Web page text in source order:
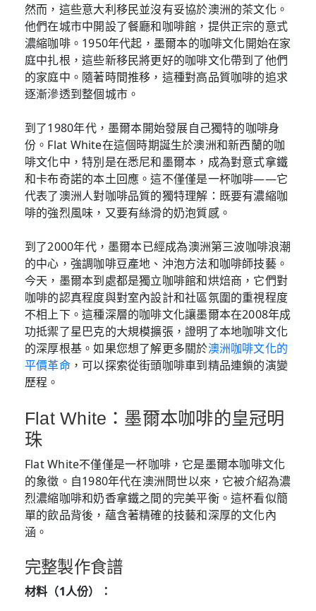
然而，這些意大利移民並沒有妥協於澳洲的茶文化。
他們在城市中開設了餐廳和咖啡館，提供正宗的意式
濃縮咖啡。1950年代起，墨爾本的咖啡文化開始在家
庭中扎根，這些新移民將更好的咖啡文化帶到了他們
的家庭中。隨著時間推移，這種對高品質咖啡的追求
逐漸滲透到整個城市。
到了1980年代，墨爾本開始發展自己獨特的咖啡身
份。Flat White在這個時期誕生於澳洲和新西蘭的咖
啡文化中，特別是在悉尼和墨爾本，成為對意式拿鐵
和卡布奇諾的本土回應。這不僅僅是一杯咖啡——它
代表了澳洲人對咖啡品質的獨特理解：既要有濃縮咖
啡的強烈風味，又要有絲滑的奶泡質感。
到了2000年代，墨爾本已經成為澳洲第三波咖啡浪潮
的中心，強調咖啡豆產地、沖泡方法和咖啡師技藝。
今天，墨爾本到處都是獨立咖啡館和烘焙商，它們對
咖啡的認真程度與對室內設計和社區氛圍的重視程度
不相上下。這種深層的咖啡文化讓墨爾本在2008年成
功抵禦了星巴克的大規模擴張，證明了本地咖啡文化
的深厚根基。如果您想了解更多關於澳洲咖啡文化的
平價革命，可以探索從街頭咖啡車到精品連鎖的演變
歷程。
Flat White：墨爾本咖啡的皇冠明
珠
Flat White不僅僅是一杯咖啡，它是墨爾本咖啡文化
的象徵。自1980年代在澳洲問世以來，它被介紹為濃
烈濃縮咖啡和奶香拿鐵之間的完美平衡。這杯看似簡
單的飲品背後，蘊含著精確的技藝和深厚的文化內
涵。
完整製作食譜
材料（1人份）：